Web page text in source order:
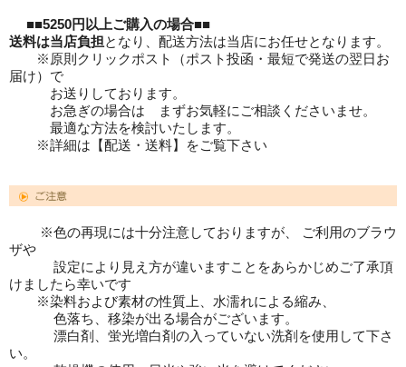
■■5250円以上ご購入の場合■■
送料は当店負担となり、配送方法は当店にお任せとなります。
※原則クリックポスト（ポスト投函・最短で発送の翌日お
届け）で
お送りしております。
お急ぎの場合は まずお気軽にご相談くださいませ。
最適な方法を検討いたします。
※詳細は【配送・送料】をご覧下さい
※色の再現には十分注意しておりますが、 ご利用のブラウ
ザや
設定により見え方が違いますことをあらかじめご了承頂
けましたら幸いです
※染料および素材の性質上、水濡れによる縮み、
色落ち、移染が出る場合がございます。
漂白剤、蛍光増白剤の入っていない洗剤を使用して下さ
い。